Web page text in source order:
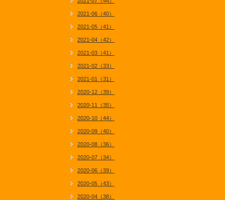
2021-06（40）
2021-05（41）
2021-04（42）
2021-03（41）
2021-02（33）
2021-01（31）
2020-12（39）
2020-11（35）
2020-10（44）
2020-09（40）
2020-08（36）
2020-07（34）
2020-06（39）
2020-05（43）
2020-04（38）